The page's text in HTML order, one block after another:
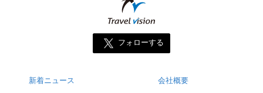
フォローする
新着ニュース
会社概要